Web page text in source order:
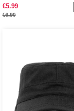
€5.99
€6.90